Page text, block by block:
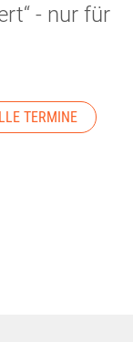
- nur für
TERMINE